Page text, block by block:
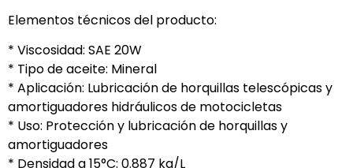
Elementos técnicos del producto:
* Viscosidad: SAE 20W
* Tipo de aceite: Mineral
* Aplicación: Lubricación de horquillas telescópicas y
amortiguadores hidráulicos de motocicletas
* Uso: Protección y lubricación de horquillas y
amortiguadores
* Densidad a 15°C: 0.887 kg/L